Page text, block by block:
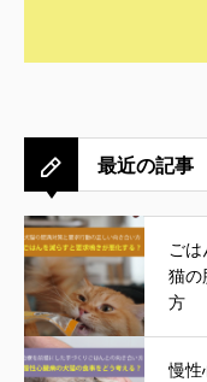
最近の記事
ご
猫の
方
慢性